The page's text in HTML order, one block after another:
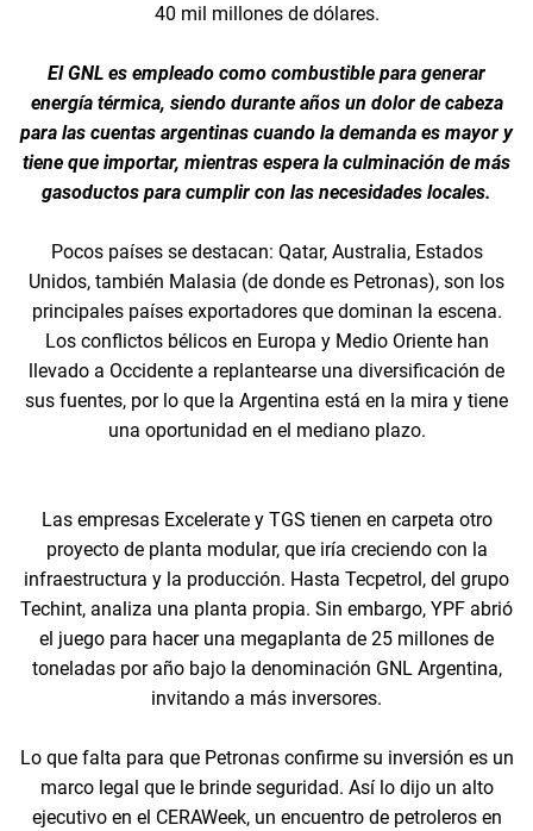
40 mil millones de dólares.
El GNL es empleado como combustible para generar
energía térmica, siendo durante años un dolor de cabeza
para las cuentas argentinas cuando la demanda es mayor y
tiene que importar, mientras espera la culminación de más
gasoductos para cumplir con las necesidades locales.
Pocos países se destacan: Qatar, Australia, Estados
Unidos, también Malasia (de donde es Petronas), son los
principales países exportadores que dominan la escena.
Los conflictos bélicos en Europa y Medio Oriente han
llevado a Occidente a replantearse una diversificación de
sus fuentes, por lo que la Argentina está en la mira y tiene
una oportunidad en el mediano plazo.
Las empresas Excelerate y TGS tienen en carpeta otro
proyecto de planta modular, que iría creciendo con la
infraestructura y la producción. Hasta Tecpetrol, del grupo
Techint, analiza una planta propia. Sin embargo, YPF abrió
el juego para hacer una megaplanta de 25 millones de
toneladas por año bajo la denominación GNL Argentina,
invitando a más inversores.
Lo que falta para que Petronas confirme su inversión es un
marco legal que le brinde seguridad. Así lo dijo un alto
ejecutivo en el CERAWeek, un encuentro de petroleros en